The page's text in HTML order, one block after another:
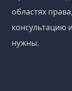
областях
консультацию
нужны.